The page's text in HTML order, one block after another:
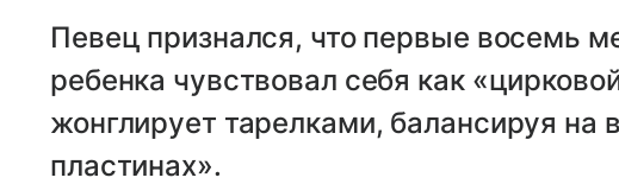
Певец признался, что первые восемь
ребенка чувствовал себя как
жонглирует тарелками, балансируя
пластинах».